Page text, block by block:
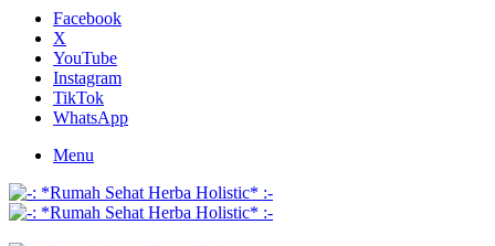
Facebook
X
YouTube
Instagram
TikTok
WhatsApp
Menu